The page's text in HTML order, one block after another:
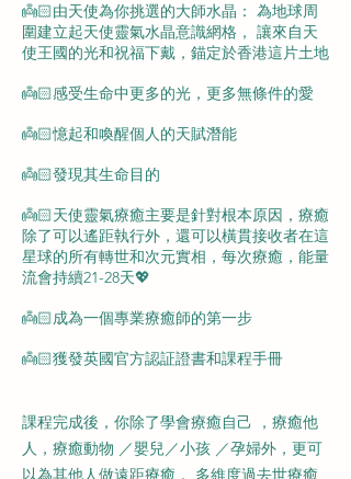
👼🏻由天使為你挑選的大師水晶： 為地球周
圍建立起天使靈氣水晶意識網格， 讓來自天
使王國的光和祝福下戴，錨定於香港這片土地
👼🏻感受生命中更多的光，更多無條件的愛
👼🏻憶起和喚醒個人的天賦潛能
👼🏻發現其生命目的
👼🏻天使靈氣療癒主要是針對根本原因，療癒
除了可以遙距執行外，還可以橫貫接收者在這
星球的所有轉世和次元實相，每次療癒，能量
流會持續21-28天💖
👼🏻成為一個專業療癒師的第一步
👼🏻獲發英國官方認証證書和課程手冊
課程完成後，你除了學會療癒自己 ，療癒他
人，療癒動物 ／嬰兒／小孩 ／孕婦外，更可
以為其他人做遠距療癒， 多維度過去世療癒